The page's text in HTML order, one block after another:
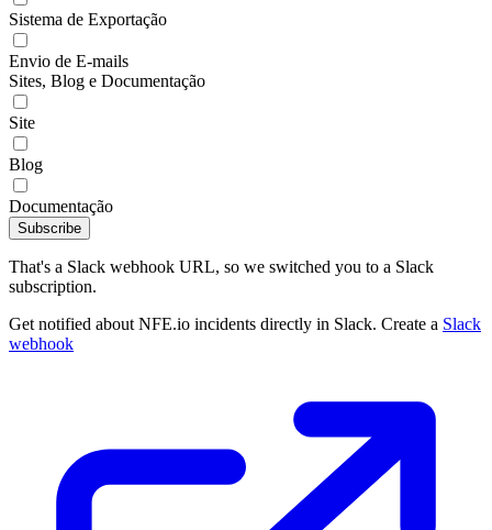
Sistema de Exportação
Envio de E-mails
Sites, Blog e Documentação
Site
Blog
Documentação
Subscribe
That's a Slack webhook URL, so we switched you to a Slack
subscription.
Get notified about NFE.io incidents directly in Slack. Create a Slack
webhook